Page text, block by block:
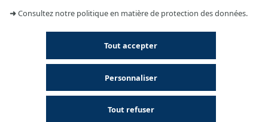
➜Consultez notre politique en matière de protection des données.
Tout accepter
Tout refuser
Personnaliser